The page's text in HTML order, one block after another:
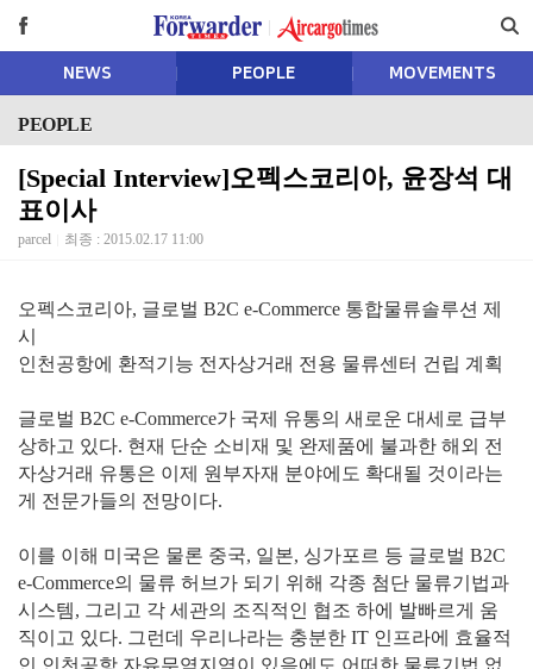
NEWS PEOPLE MOVEMENTS
PEOPLE
[Special Interview]오펙스코리아, 윤장석 대
표이사
parcel 최종 : 2015.02.17 11:00
오펙스코리아, 글로벌 B2C e-Commerce 통합물류솔루션 제
시
인천공항에 환적기능 전자상거래 전용 물류센터 건립 계획
글로벌 B2C e-Commerce가 국제 유통의 새로운 대세로 급부
상하고 있다. 현재 단순 소비재 및 완제품에 불과한 해외 전
자상거래 유통은 이제 원부자재 분야에도 확대될 것이라는
게 전문가들의 전망이다.
이를 이해 미국은 물론 중국, 일본, 싱가포르 등 글로벌 B2C
e-Commerce의 물류 허브가 되기 위해 각종 첨단 물류기법과
시스템, 그리고 각 세관의 조직적인 협조 하에 발빠르게 움
직이고 있다. 그런데 우리나라는 충분한 IT 인프라에 효율적
인 인천공항 자유무역지역이 있음에도 어떠한 물류기법 없